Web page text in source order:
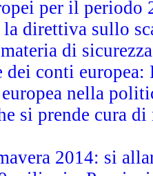
per il periodo
la direttiva sullo
di
dei conti
nella
si prende cura
2014: si